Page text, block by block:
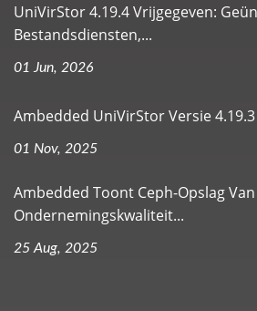
UniVirStor 4.19.4 Vrijgegeven:
Bestandsdiensten,...
01 Jun, 2026
Ambedded UniVirStor Versie
01 Nov, 2025
Ambedded Toont Ceph-Opslag Van
Ondernemingskwaliteit...
25 Aug, 2025